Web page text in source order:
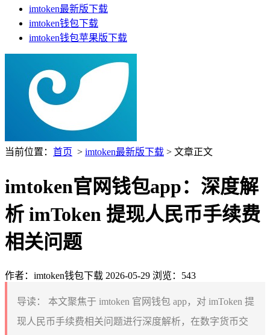
imtoken最新版下载
imtoken钱包下载
imtoken钱包苹果版下载
当前位置： 首页 > imtoken最新版下载 > 文章正文
imtoken官网钱包app：深度解
析 imToken 提现人民币手续费
相关问题
作者：imtoken钱包下载 2026-05-29 浏览：543
导读：
本文聚焦于 imtoken 官网钱包 app，对 imToken 提
现人民币手续费相关问题进行深度解析，在数字货币交